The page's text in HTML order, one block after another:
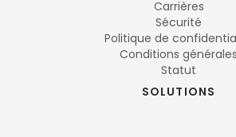
Carrières
Sécurité
Politique de
Conditions générales
Statut
SOLUTIONS